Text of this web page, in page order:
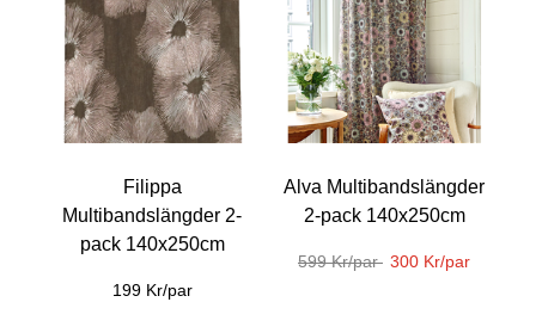
Filippa
Multibandslängder 2-
pack 140x250cm
199 Kr/par
Alva Multibandslängder
2-pack 140x250cm
599 Kr/par 300 Kr/par